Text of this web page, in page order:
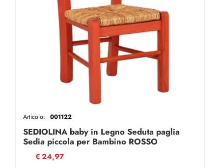
SEDIOLINA baby in Legno Seduta paglia
Sedia piccola per Bambino ROSSO
Articolo: 001122
€24,97